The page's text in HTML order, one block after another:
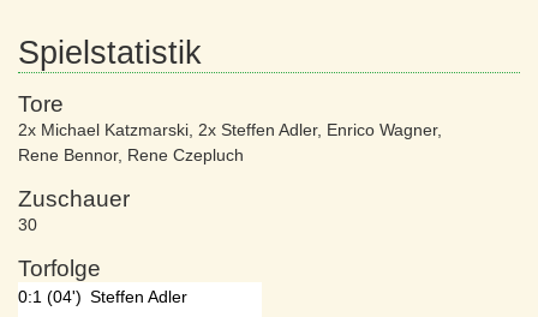
Spielstatistik
Tore
2x Michael Katzmarski 2x Steffen Adler, Enrico Wagner,
Rene Bennor, Rene Czepluch
Zuschauer
30
Torfolge
0:1 (04') Steffen Adler